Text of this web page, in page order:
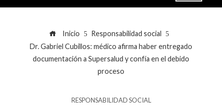
Inicio
Responsabilidad social
Dr. Gabriel Cubillos: médico afirma haber entregado
documentación a Supersalud y confía en el debido
proceso
RESPONSABILIDAD SOCIAL